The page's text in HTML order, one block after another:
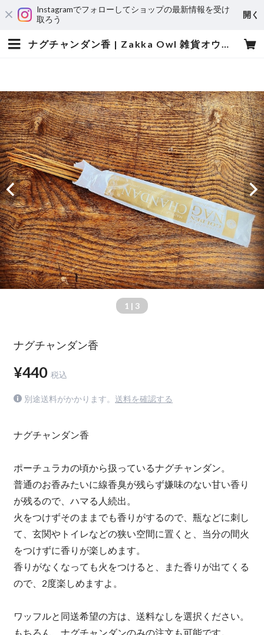
Instagramでフォローしてショップの最新情報を受け
取ろう
開く
ナグチャンダン香 | Zakka Owl 雑貨オウル-owly.accessories
1 | 3
ナグチャンダン香
¥440 税込
別途送料がかかります。 送料を確認する
ナグチャンダン香
ポーチュラカの頃から扱っているナグチャンダン。
普通のお香みたいに線香臭が残らず嫌味のない甘い香り
が残るので、ハマる人続出。
火をつけずそのままでも香りがするので、瓶などに刺し
て、玄関やトイレなどの狭い空間に置くと、当分の間火
をつけずに香りが楽しめます。
香りがなくなっても火をつけると、また香りが出てくる
ので、2度楽しめますよ。
ワッフルと同送希望の方は、送料なしを選択ください。
もちろん、ナグチャンダンのみの注文も可能です。